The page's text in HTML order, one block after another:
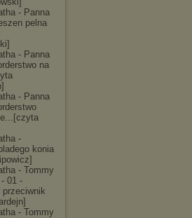
- Panna
pelna
- Panna
na
- Panna
-
konia
- Tommy
01 -
- Tommy